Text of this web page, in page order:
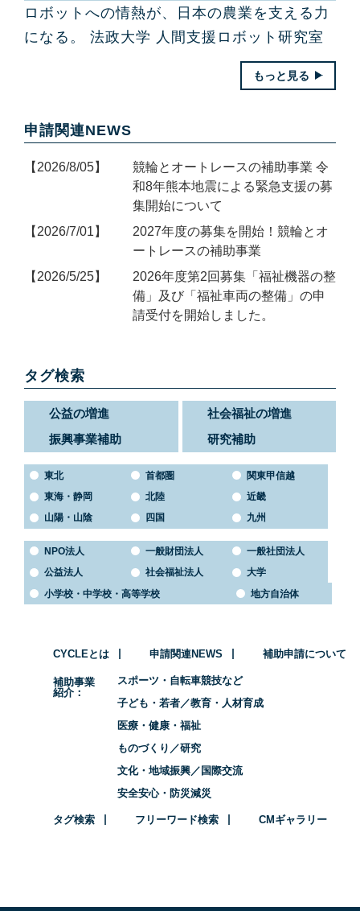
ロボットへの情熱が、日本の農業を支える力
になる。 法政大学 人間支援ロボット研究室
もっと見る
申請関連NEWS
2026/8/05
競輪とオートレースの補助事業 令
和8年熊本地震による緊急支援の募
集開始について
2026/7/01
2027年度の募集を開始！競輪とオ
ートレースの補助事業
2026/5/25
2026年度第2回募集「福祉機器の整
備」及び「福祉車両の整備」の申
請受付を開始しました。
タグ検索
公益の増進
社会福祉の増進
振興事業補助
研究補助
東北 首都圏
関東甲信越
東海・静岡
北陸
近畿
山陽・山陰
四国 九州
NPO法人 一般財団法人
一般社団法人
公益法人
社会福祉法人
大学
小学校・中学校・高等学校
地方自治体
CYCLEとは 申請関連NEWS 補助申請について
補助事業
紹介
スポーツ・自転車競技など
子ども・若者／教育・人材育成
医療・健康・福祉
ものづくり／研究
文化・地域振興／国際交流
安全安心・防災減災
タグ検索 フリーワード検索 CMギャラリー